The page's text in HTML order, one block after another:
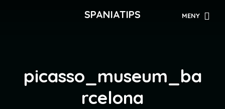
SPANIATIPS MENY
picasso_museum_ba
rcelona